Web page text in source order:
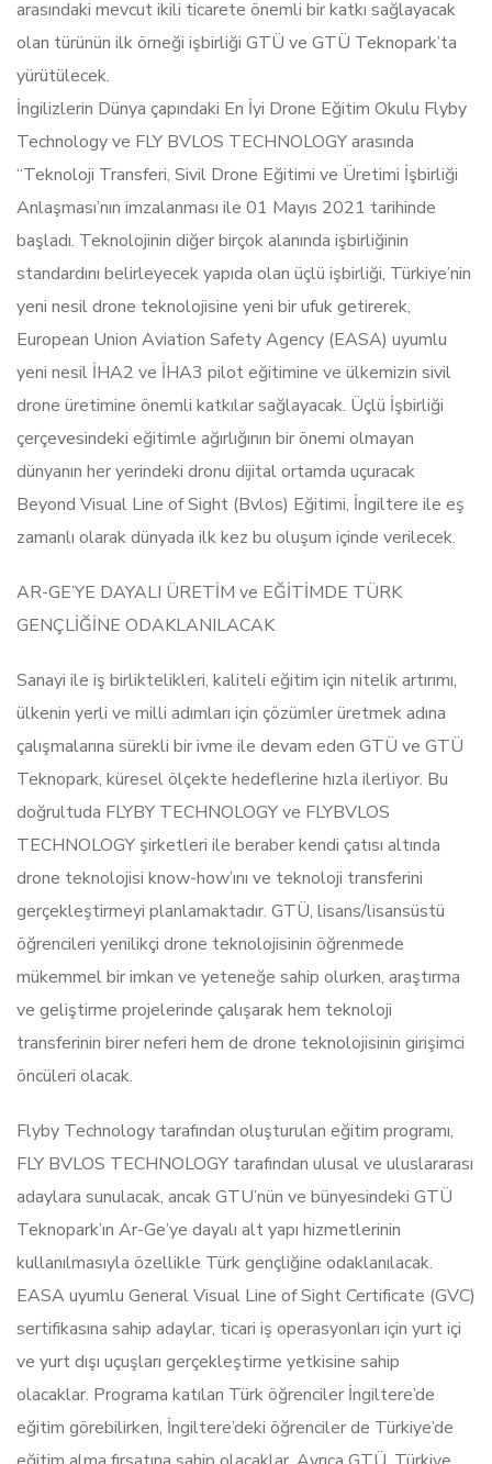
arasındaki mevcut ikili ticarete önemli bir katkı sağlayacak
olan türünün ilk örneği işbirliği GTÜ ve GTÜ Teknopark’ta
yürütülecek.
İngilizlerin Dünya çapındaki En İyi Drone Eğitim Okulu Flyby
Technology ve FLY BVLOS TECHNOLOGY arasında
“Teknoloji Transferi, Sivil Drone Eğitimi ve Üretimi İşbirliği
Anlaşması’nın imzalanması ile 01 Mayıs 2021 tarihinde
başladı. Teknolojinin diğer birçok alanında işbirliğinin
standardını belirleyecek yapıda olan üçlü işbirliği, Türkiye’nin
yeni nesil drone teknolojisine yeni bir ufuk getirerek,
European Union Aviation Safety Agency (EASA) uyumlu
yeni nesil İHA2 ve İHA3 pilot eğitimine ve ülkemizin sivil
drone üretimine önemli katkılar sağlayacak. Üçlü İşbirliği
çerçevesindeki eğitimle ağırlığının bir önemi olmayan
dünyanın her yerindeki dronu dijital ortamda uçuracak
Beyond Visual Line of Sight (Bvlos) Eğitimi, İngiltere ile eş
zamanlı olarak dünyada ilk kez bu oluşum içinde verilecek.
AR-GE’YE DAYALI ÜRETİM ve EĞİTİMDE TÜRK
GENÇLİĞİNE ODAKLANILACAK
Sanayi ile iş birliktelikleri, kaliteli eğitim için nitelik artırımı,
ülkenin yerli ve milli adımları için çözümler üretmek adına
çalışmalarına sürekli bir ivme ile devam eden GTÜ ve GTÜ
Teknopark, küresel ölçekte hedeflerine hızla ilerliyor. Bu
doğrultuda FLYBY TECHNOLOGY ve FLYBVLOS
TECHNOLOGY şirketleri ile beraber kendi çatısı altında
drone teknolojisi know-how’ını ve teknoloji transferini
gerçekleştirmeyi planlamaktadır. GTÜ, lisans/lisansüstü
öğrencileri yenilikçi drone teknolojisinin öğrenmede
mükemmel bir imkan ve yeteneğe sahip olurken, araştırma
ve geliştirme projelerinde çalışarak hem teknoloji
transferinin birer neferi hem de drone teknolojisinin girişimci
öncüleri olacak.
Flyby Technology tarafından oluşturulan eğitim programı,
FLY BVLOS TECHNOLOGY tarafından ulusal ve uluslararası
adaylara sunulacak, ancak GTU’nün ve bünyesindeki GTÜ
Teknopark’ın Ar-Ge’ye dayalı alt yapı hizmetlerinin
kullanılmasıyla özellikle Türk gençliğine odaklanılacak.
EASA uyumlu General Visual Line of Sight Certificate (GVC)
sertifikasına sahip adaylar, ticari iş operasyonları için yurt içi
ve yurt dışı uçuşları gerçekleştirme yetkisine sahip
olacaklar. Programa katılan Türk öğrenciler İngiltere’de
eğitim görebilirken, İngiltere’deki öğrenciler de Türkiye’de